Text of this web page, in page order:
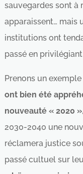
sauvegardes sont à
apparaissent… mais
institutions ont
passé en
Prenons un
ont bien été
nouveauté « 2020 »
2030-2040 une
réclamera justice
passé cultuel sur